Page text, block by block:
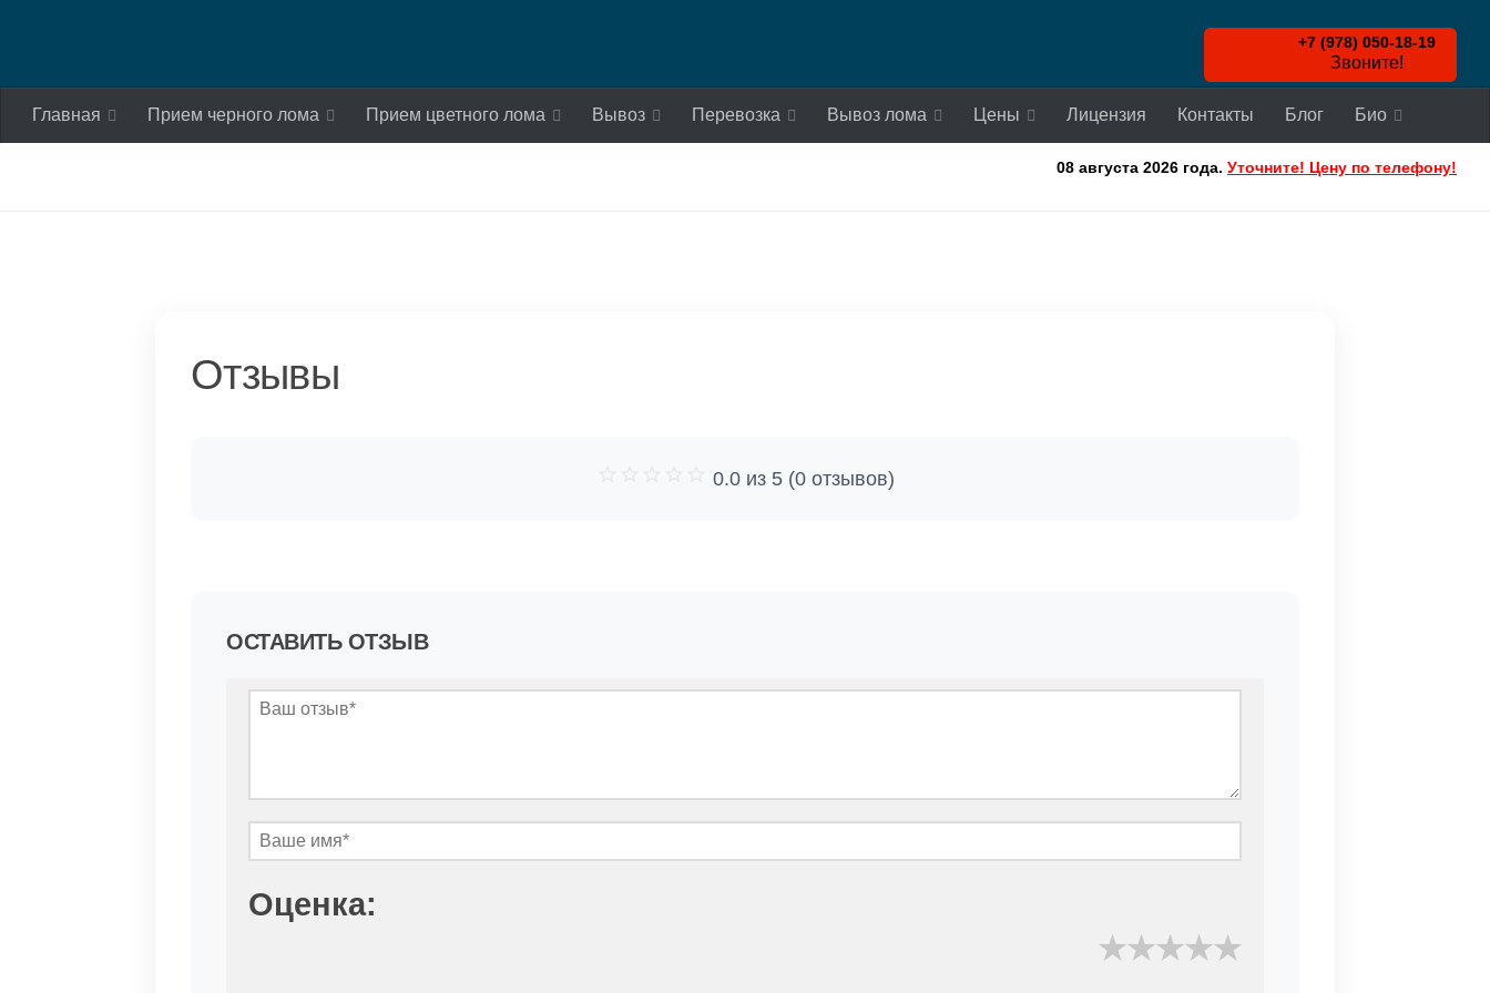
+7 (978) 050-18-19
Звоните!
Главная Прием черного лома Прием цветного лома Вывоз Перевозка Вывоз лома Цены Лицензия Контакты Блог Био
08 августа 2026 года. Уточните! Цену по телефону!
Отзывы
0.0 из 5 (0 отзывов)
ОСТАВИТЬ ОТЗЫВ
Оценка:
★
★
★
★
★